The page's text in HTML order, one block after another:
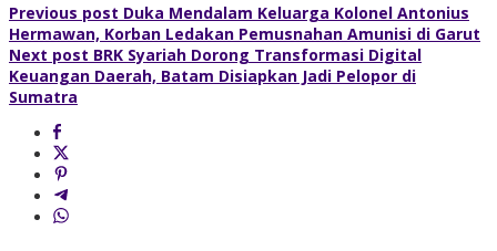
Previous post Duka Mendalam Keluarga Kolonel Antonius
Hermawan, Korban Ledakan Pemusnahan Amunisi di Garut
Next post BRK Syariah Dorong Transformasi Digital
Keuangan Daerah, Batam Disiapkan Jadi Pelopor di
Sumatra